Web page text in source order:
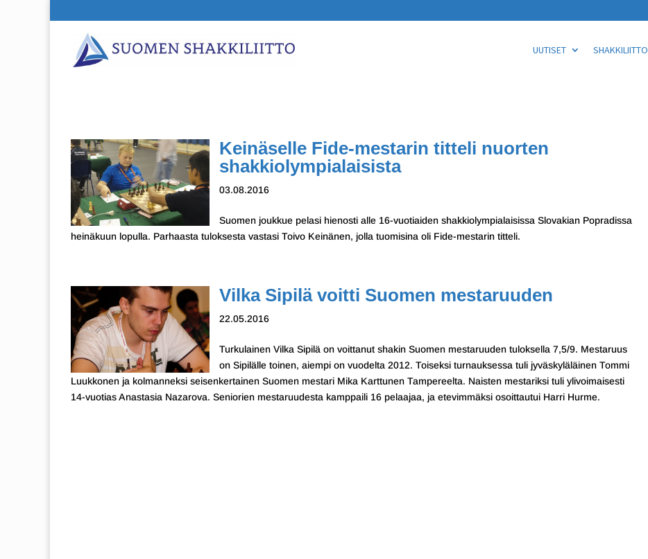
UUTISET SHAKKILIITTO
Keinäselle Fide-mestarin titteli nuorten
shakkiolympialaisista
03.08.2016
Suomen joukkue pelasi hienosti alle 16-vuotiaiden shakkiolympialaisissa Slovakian Popradissa
heinäkuun lopulla. Parhaasta tuloksesta vastasi Toivo Keinänen, jolla tuomisina oli Fide-mestarin titteli.
Vilka Sipilä voitti Suomen mestaruuden
22.05.2016
Turkulainen Vilka Sipilä on voittanut shakin Suomen mestaruuden tuloksella 7,5/9. Mestaruus
on Sipilälle toinen, aiempi on vuodelta 2012. Toiseksi turnauksessa tuli jyväskyläläinen Tommi
Luukkonen ja kolmanneksi seisenkertainen Suomen mestari Mika Karttunen Tampereelta. Naisten mestariksi tuli ylivoimaisesti
14-vuotias Anastasia Nazarova. Seniorien mestaruudesta kamppaili 16 pelaajaa, ja etevimmäksi osoittautui Harri Hurme.